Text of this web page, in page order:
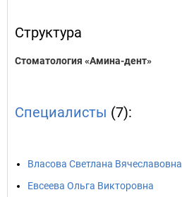
Структура
Стоматология «Амина-дент»
Специалисты (7):
Власова Светлана Вячеславовна
Евсеева Ольга Викторовна